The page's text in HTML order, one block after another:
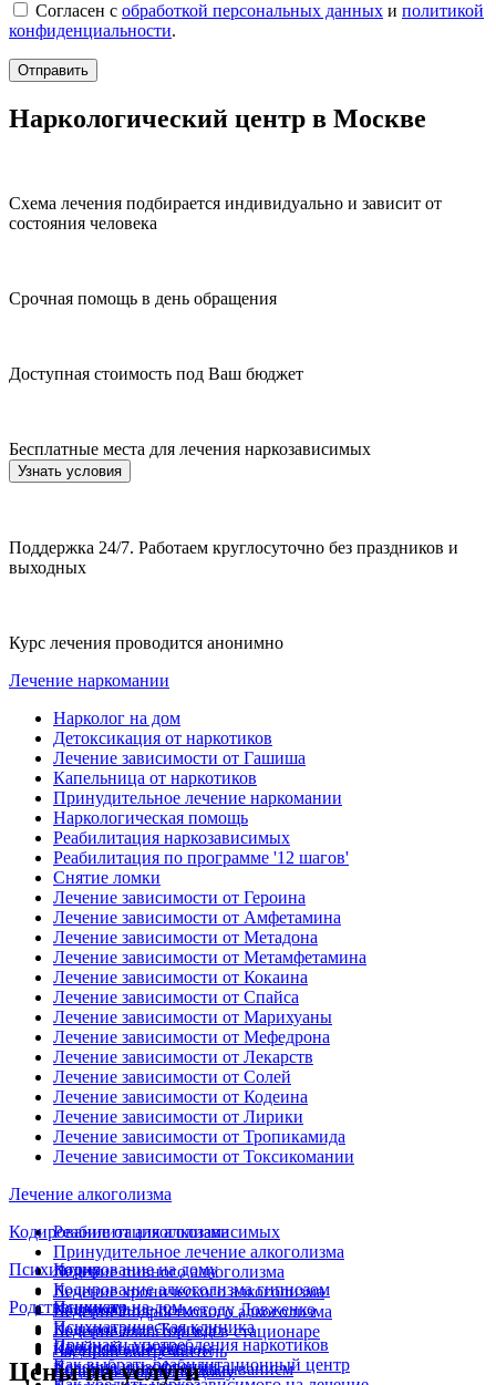
Согласен с обработкой персональных данных и политикой
конфиденциальности.
Отправить
Наркологический центр в Москве
Схема лечения подбирается индивидуально и зависит от
состояния человека
Срочная помощь в день обращения
Доступная стоимость под Ваш бюджет
Бесплатные места для лечения наркозависимых
Узнать условия
Поддержка 24/7. Работаем круглосуточно без праздников и
выходных
Курс лечения проводится анонимно
Лечение наркомании
Нарколог на дом
Детоксикация от наркотиков
Лечение зависимости от Гашиша
Капельница от наркотиков
Принудительное лечение наркомании
Наркологическая помощь
Реабилитация наркозависимых
Реабилитация по программе '12 шагов'
Снятие ломки
Лечение зависимости от Героина
Лечение зависимости от Амфетамина
Лечение зависимости от Метадона
Лечение зависимости от Метамфетамина
Лечение зависимости от Кокаина
Лечение зависимости от Спайса
Лечение зависимости от Марихуаны
Лечение зависимости от Мефедрона
Лечение зависимости от Лекарств
Лечение зависимости от Солей
Лечение зависимости от Кодеина
Лечение зависимости от Лирики
Лечение зависимости от Тропикамида
Лечение зависимости от Токсикомании
Лечение алкоголизма
Реабилитация алкозависимых
Принудительное лечение алкоголизма
Лечение пивного алкоголизма
Лечение хронического алкоголизма
Лечение подросткового алкоголизма
Лечение алкоголизма в стационаре
Частный вытрезвитель
Вывод из запоя на дому
Кодирование от алкоголизма
Кодирование на дому
Кодирование алкоголизма гипнозом
Кодирование по методу Довженко
Кодирование Торпедо
Кодирование уколом
Кодирование иглоукалыванием
Психиатрия
Психиатр на дом
Психиатрическая клиника
Двойной диагноз
Лечение шизофрении
Родственникам
Признаки употребления наркотиков
Как выбрать реабилитационный центр
Цены на услуги